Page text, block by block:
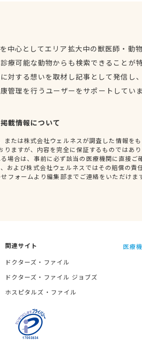
中心としてエリア拡大中の獣医師・動
療可能な動物からも検索できることが
対する想いを取材し記事として発信し
管理を行うユーザーをサポートしてい
掲載情報について
たは株式会社ウェルネスが調査した情報を
りますが、内容を完全に保証するものではあ
場合は、事前に必ず該当の医療機関に直接ご
および株式会社ウェルネスではその賠償の責
フォームより編集部までご連絡をいただけま
関連サイト
ドクターズ・ファイル
ドクターズ・ファイル ジョブズ
ホスピタルズ・ファイル
医療